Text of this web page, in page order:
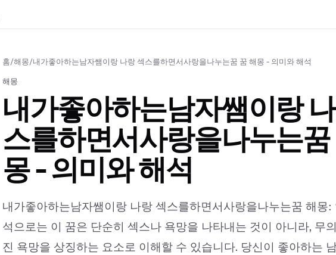
홈/해몽/내가좋아하는남자쌤이랑 나랑 섹스를하면서사랑을나누는꿈 꿈 해몽 - 의미와 해석
해몽
내가좋아하는남자쌤이랑
스를하면서사랑을나누는꿈
몽 - 의미와 해석
내가좋아하는남자쌤이랑 나랑 섹스를하면서사랑을나누는꿈 해몽:
석으로는 이 꿈은 단순히 섹스나 욕망을 나타내는 것이 아니라, 무
진 욕망을 상징하는 요소로 이해할 수 있습니다. 당신이 좋아하는